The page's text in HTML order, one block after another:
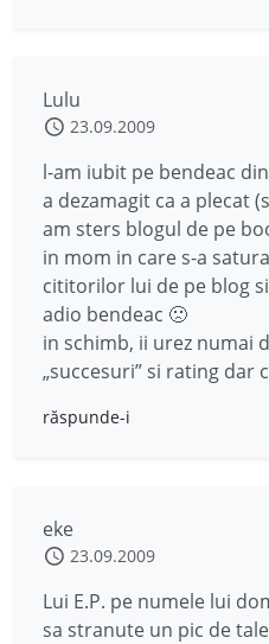
Lulu
23.09.2009
l-am iubit pe bendeac
a dezamagit ca a plecat
am sters blogul de pe
in mom in care s-a
cititorilor lui de pe blog
adio bendeac 🙁
in schimb, ii urez numai
„succesuri” si rating dar
răspunde-i
eke
23.09.2009
Lui E.P. pe numele lui
sa stranute un pic de